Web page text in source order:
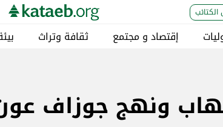
إقتصاد و مجتمع ثقافة وتراث
ونهج جوزاف